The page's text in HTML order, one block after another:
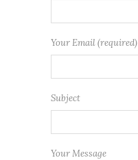
Your Email (required)
Subject
Your Message